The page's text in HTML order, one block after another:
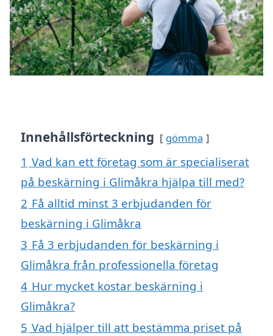
Innehållsförteckning gömma
1 Vad kan ett företag som är specialiserat
på beskärning i Glimåkra hjälpa till med?
2 Få alltid minst 3 erbjudanden för
beskärning i Glimåkra
3 Få 3 erbjudanden för beskärning i
Glimåkra från professionella företag
4 Hur mycket kostar beskärning i
Glimåkra?
5 Vad hjälper till att bestämma priset på